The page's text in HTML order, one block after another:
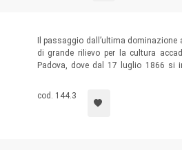
Il passaggio dall’ultima
di grande rilievo per la cultura
Padova, dove dal 17 luglio 1866 si
vigorosa riforma, procedendo alla
governo viennese e reintegrando
italianità» dichiarati e vissuti.
cod. 144.3